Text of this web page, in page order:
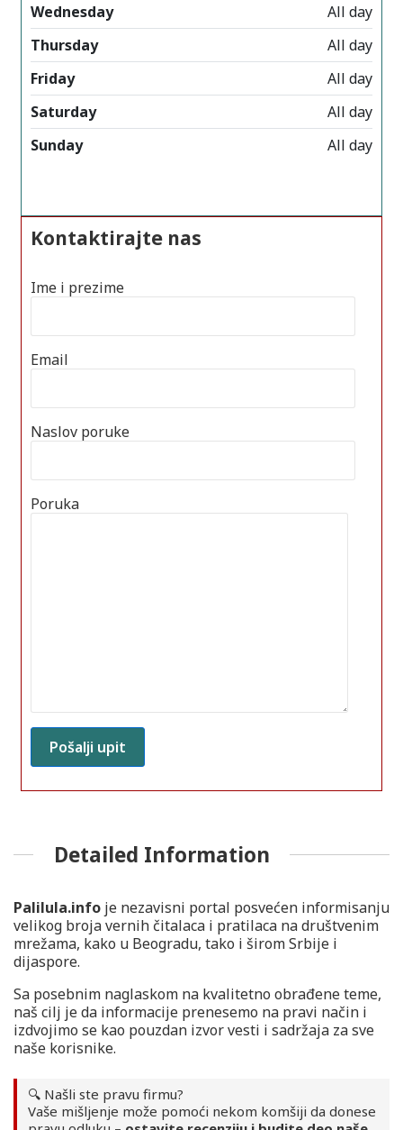
Wednesday
All day
Thursday
All day
Friday
All day
Saturday
All day
Sunday
All day
Kontaktirajte nas
Ime i prezime
Email
Naslov poruke
Poruka
Detailed Information
Palilula.info je nezavisni portal posvećen informisanju
velikog broja vernih čitalaca i pratilaca na društvenim
mrežama, kako u Beogradu, tako i širom Srbije i
dijaspore.
Sa posebnim naglaskom na kvalitetno obrađene teme,
naš cilj je da informacije prenesemo na pravi način i
izdvojimo se kao pouzdan izvor vesti i sadržaja za sve
naše korisnike.
🔍 Našli ste pravu firmu?
Vaše mišljenje može pomoći nekom komšiji da donese